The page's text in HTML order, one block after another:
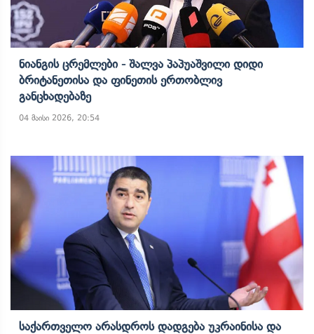
Ნიანგის Ცრემლები - Შალვა Პაპუაშვილი Დიდი
Ბრიტანეთისა Და Ფინეთის Ერთობლივ
Განცხადებაზე
04 მაისი 2026, 20:54
Საქართველო Არასდროს Დადგება Უკრაინისა Და